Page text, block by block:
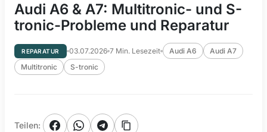
Audi A6 & A7: Multitronic- und S-
tronic-Probleme und Reparatur
REPARATUR 03.07.2026 7 Min. Lesezeit Audi A6
Audi A7
Multitronic
S-tronic
Teilen: